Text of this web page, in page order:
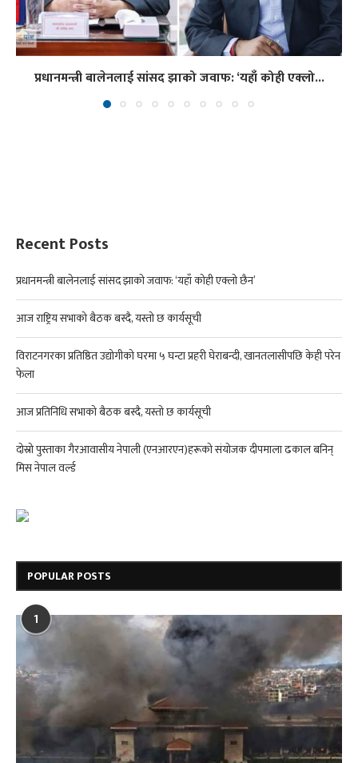
प्रधानमन्त्री बालेनलाई सांसद झाको जवाफ: ‘यहाँ कोही एक्लो...
Recent Posts
प्रधानमन्त्री बालेनलाई सांसद झाको जवाफ: ‘यहाँ कोही एक्लो छैन’
आज राष्ट्रिय सभाको बैठक बस्दै, यस्तो छ कार्यसूची
विराटनगरका प्रतिष्ठित उद्योगीको घरमा ५ घन्टा प्रहरी घेराबन्दी, खानतलासीपछि केही परेन
फेला
आज प्रतिनिधि सभाको बैठक बस्दै, यस्तो छ कार्यसूची
दोस्रो पुस्ताका गैरआवासीय नेपाली (एनआरएन)हरूको संयोजक दीपमाला ढकाल बनिन्
मिस नेपाल वर्ल्ड
POPULAR POSTS
1